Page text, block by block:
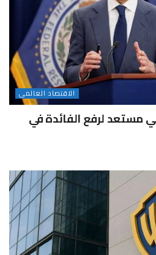
الاقتصاد العالمى
مستعد لرفع الفائدة في